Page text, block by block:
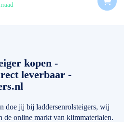
kopen -
leverbaar -
doe jij bij laddersenrolsteigers, wij
de online markt van klimmaterialen.